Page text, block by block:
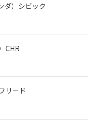
ダ）シビック
CHR
リード